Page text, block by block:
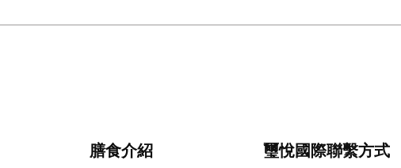
膳食介紹 璽悅國際聯繫方式